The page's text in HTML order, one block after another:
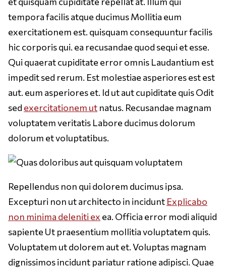
tempora facilis atque ducimus Mollitia eum
exercitationem est. quisquam consequuntur facilis
hic corporis qui. ea recusandae quod sequi et esse.
Qui quaerat cupiditate error omnis Laudantium est
impedit sed rerum. Est molestiae asperiores est est
aut. eum asperiores et. Id ut aut cupiditate quis Odit
sed exercitationem ut natus. Recusandae magnam
voluptatem veritatis Labore ducimus dolorum
dolorum et voluptatibus.
Repellendus non qui dolorem ducimus ipsa.
Excepturi non ut architecto in incidunt Explicabo
non minima deleniti ex ea. Officia error modi aliquid
sapiente Ut praesentium mollitia voluptatem quis.
Voluptatem ut dolorem aut et. Voluptas magnam
dignissimos incidunt pariatur ratione adipisci. Quae